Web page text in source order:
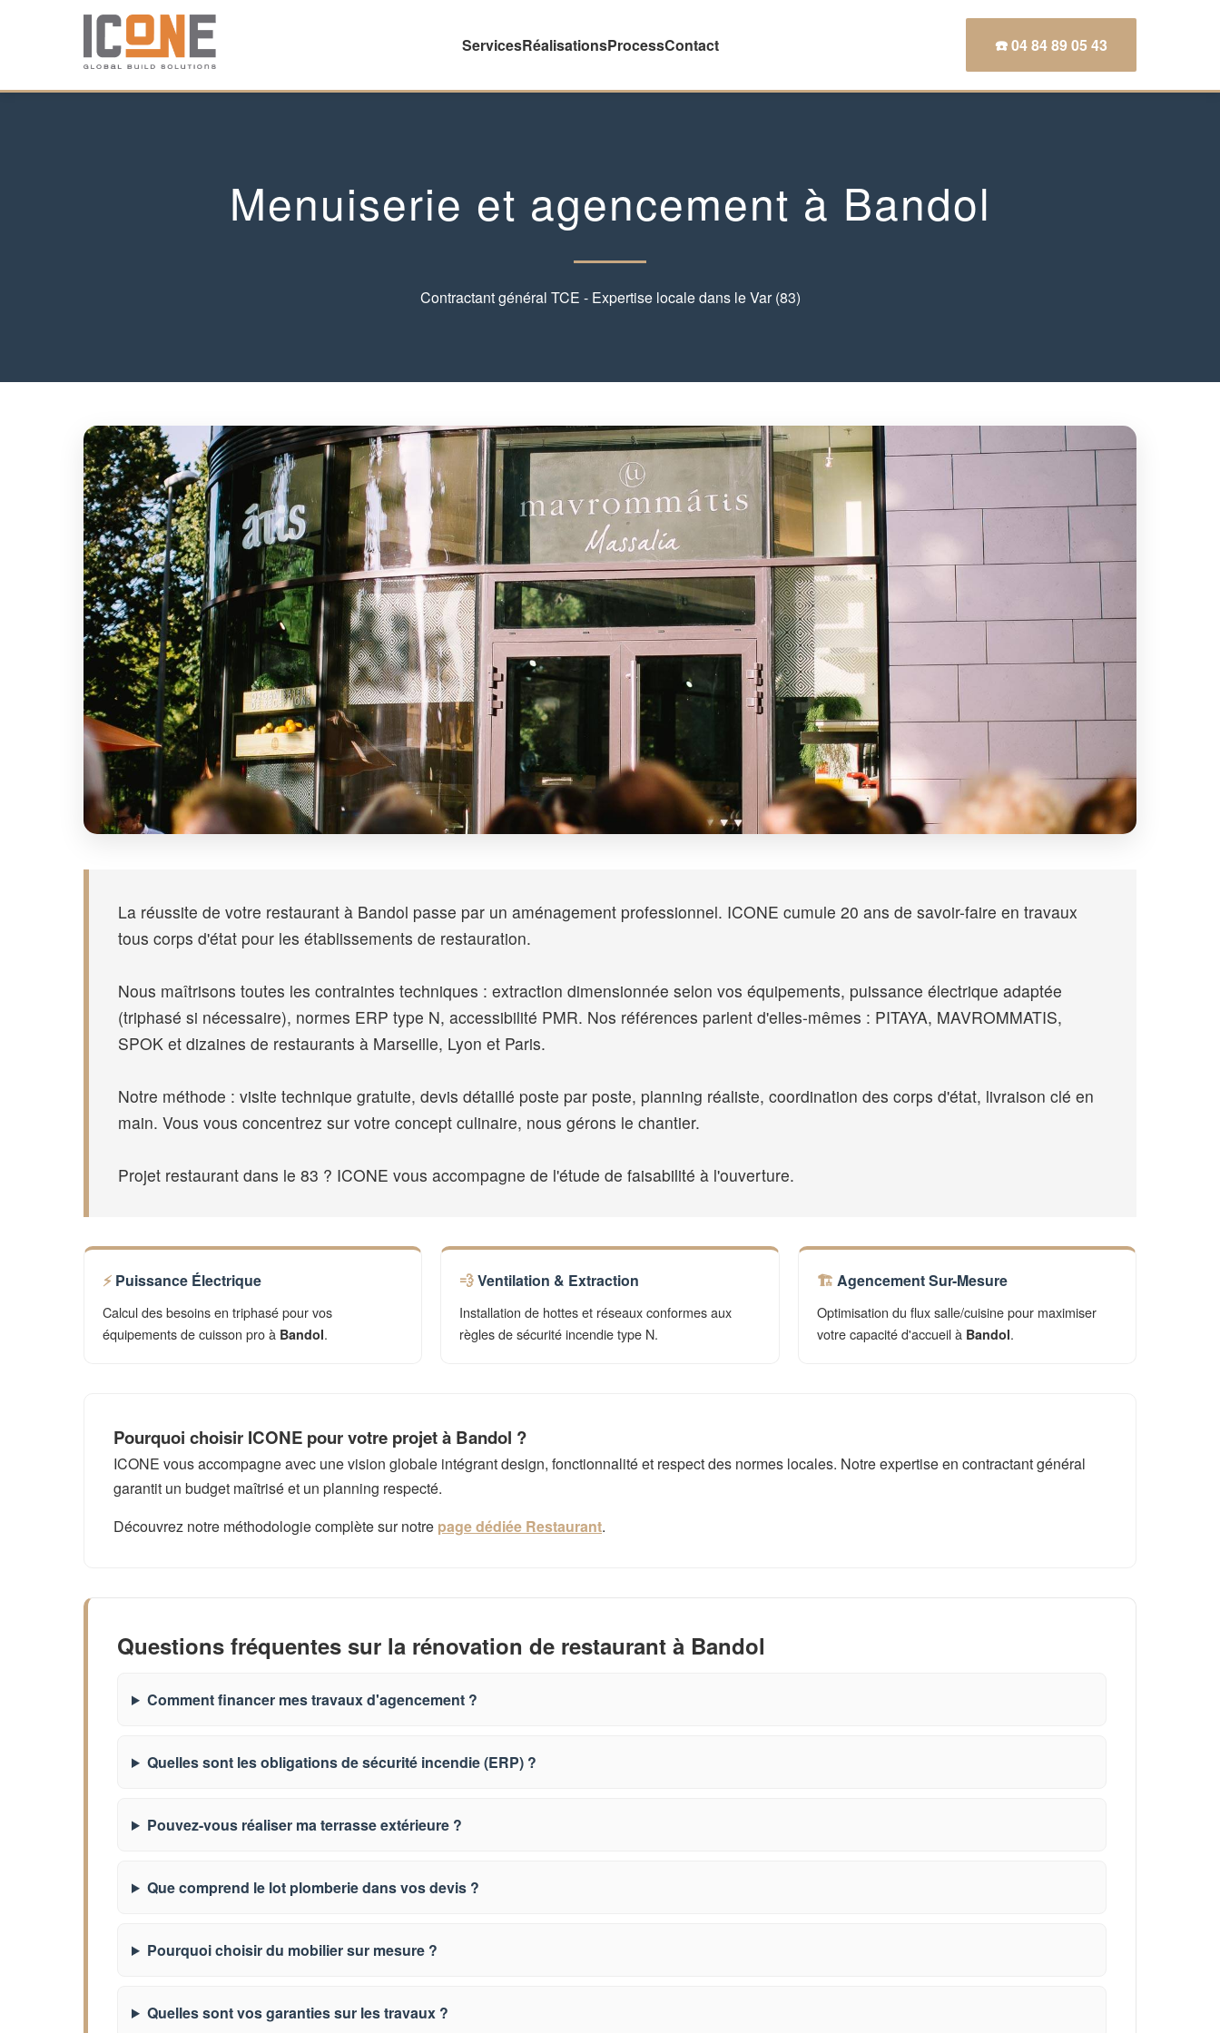
ServicesRéalisationsProcessContact ☎️ 04 84 89 05 43
Menuiserie et agencement à Bandol
Contractant général TCE - Expertise locale dans le Var (83)
La réussite de votre restaurant à Bandol passe par un aménagement professionnel. ICONE cumule 20 ans de savoir-faire en travaux
tous corps d'état pour les établissements de restauration.
Nous maîtrisons toutes les contraintes techniques : extraction dimensionnée selon vos équipements, puissance électrique adaptée
(triphasé si nécessaire), normes ERP type N, accessibilité PMR. Nos références parlent d'elles-mêmes : PITAYA, MAVROMMATIS,
SPOK et dizaines de restaurants à Marseille, Lyon et Paris.
Notre méthode : visite technique gratuite, devis détaillé poste par poste, planning réaliste, coordination des corps d'état, livraison clé en
main. Vous vous concentrez sur votre concept culinaire, nous gérons le chantier.
Projet restaurant dans le 83 ? ICONE vous accompagne de l'étude de faisabilité à l'ouverture.
Puissance Électrique
Calcul des besoins en triphasé pour vos
équipements de cuisson pro à Bandol.
Ventilation & Extraction
Installation de hottes et réseaux conformes aux
règles de sécurité incendie type N.
Agencement Sur-Mesure
Optimisation du flux salle/cuisine pour maximiser
votre capacité d'accueil à Bandol.
Pourquoi choisir ICONE pour votre projet à Bandol ?
ICONE vous accompagne avec une vision globale intégrant design, fonctionnalité et respect des normes locales. Notre expertise en contractant général
garantit un budget maîtrisé et un planning respecté.
Découvrez notre méthodologie complète sur notre page dédiée Restaurant.
Questions fréquentes sur la rénovation de restaurant à Bandol
Comment financer mes travaux d'agencement ?
Quelles sont les obligations de sécurité incendie (ERP) ?
Pouvez-vous réaliser ma terrasse extérieure ?
Que comprend le lot plomberie dans vos devis ?
Pourquoi choisir du mobilier sur mesure ?
Quelles sont vos garanties sur les travaux ?